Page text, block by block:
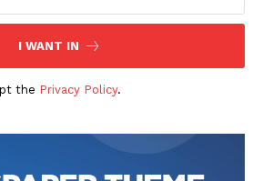
I WANT IN
the Privacy Policy.